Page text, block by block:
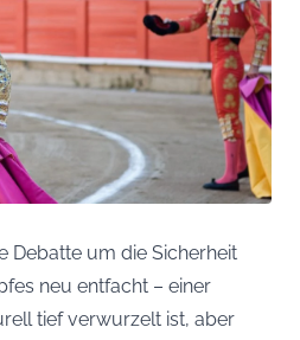
Debatte um die Sicherheit
neu entfacht – einer
tief verwurzelt ist, aber